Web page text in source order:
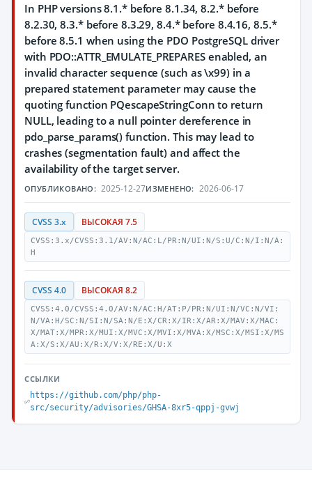
In PHP versions 8.1.* before 8.1.34, 8.2.* before
8.2.30, 8.3.* before 8.3.29, 8.4.* before 8.4.16, 8.5.*
before 8.5.1 when using the PDO PostgreSQL driver
with PDO::ATTR_EMULATE_PREPARES enabled, an
invalid character sequence (such as \x99) in a
prepared statement parameter may cause the
quoting function PQescapeStringConn to return
NULL, leading to a null pointer dereference in
pdo_parse_params() function. This may lead to
crashes (segmentation fault) and affect the
availability of the target server.
ОПУБЛИКОВАНО: 2025-12-27ИЗМЕНЕНО: 2026-06-17
CVSS 3.x ВЫСОКАЯ 7.5
CVSS:3.x/CVSS:3.1/AV:N/AC:L/PR:N/UI:N/S:U/C:N/I:N/A:
H
CVSS 4.0 ВЫСОКАЯ 8.2
CVSS:4.0/CVSS:4.0/AV:N/AC:H/AT:P/PR:N/UI:N/VC:N/VI:
N/VA:H/SC:N/SI:N/SA:N/E:X/CR:X/IR:X/AR:X/MAV:X/MAC:
X/MAT:X/MPR:X/MUI:X/MVC:X/MVI:X/MVA:X/MSC:X/MSI:X/MS
A:X/S:X/AU:X/R:X/V:X/RE:X/U:X
ССЫЛКИ
https://github.com/php/php-
src/security/advisories/GHSA-8xr5-qppj-gvwj